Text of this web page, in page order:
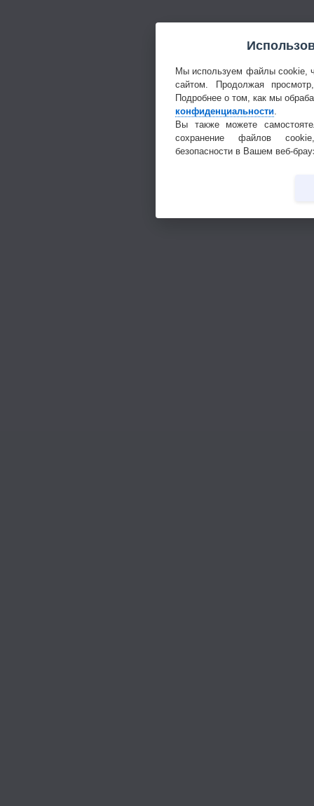
Мы используем файлы cookie,
сайтом. Продолжая
Подробнее о том, как мы
конфиденциальности.
Вы также можете
сохранение файлов
безопасности в Вашем веб-